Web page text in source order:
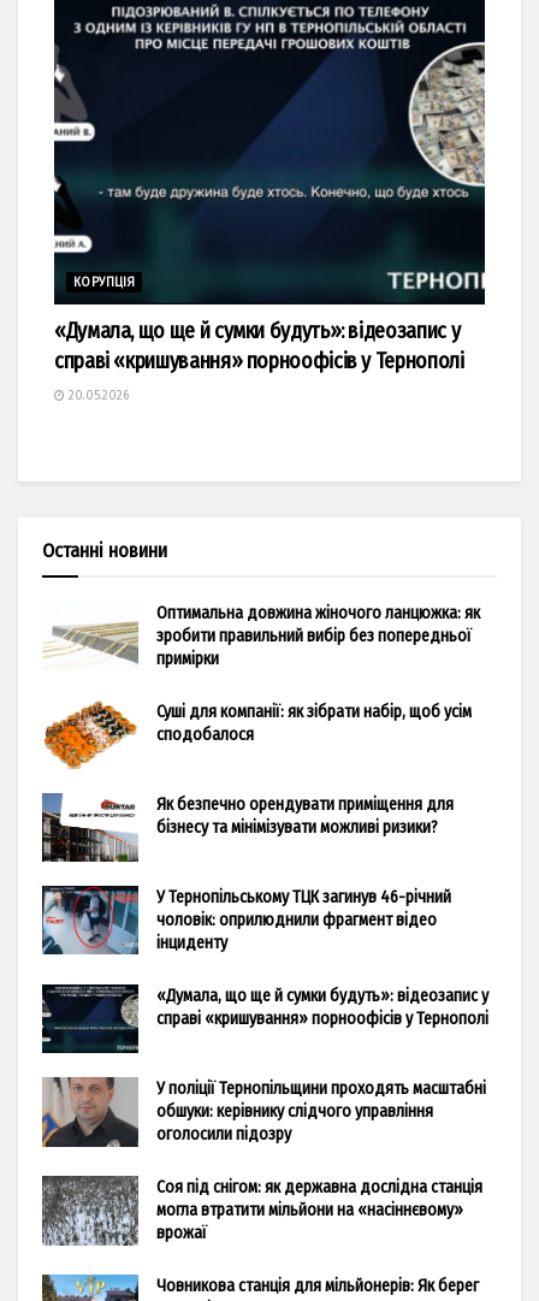
КОРУПЦІЯ
«Думала, що ще й сумки будуть»: відеозапис у
справі «кришування» порноофісів у Тернополі
20.05.2026
Останні новини
Оптимальна довжина жіночого ланцюжка: як
зробити правильний вибір без попередньої
примірки
Суші для компанії: як зібрати набір, щоб усім
сподобалося
Як безпечно орендувати приміщення для
бізнесу та мінімізувати можливі ризики?
У Тернопільському ТЦК загинув 46-річний
чоловік: оприлюднили фрагмент відео
інциденту
«Думала, що ще й сумки будуть»: відеозапис у
справі «кришування» порноофісів у Тернополі
У поліції Тернопільщини проходять масштабні
обшуки: керівнику слідчого управління
оголосили підозру
Соя під снігом: як державна дослідна станція
могла втратити мільйони на «насіннєвому»
врожаї
Човникова станція для мільйонерів: Як берег